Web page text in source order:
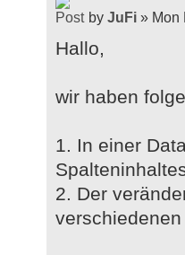
by JuFi » Mon
Hallo,
wir haben
1. In einer
2. Der